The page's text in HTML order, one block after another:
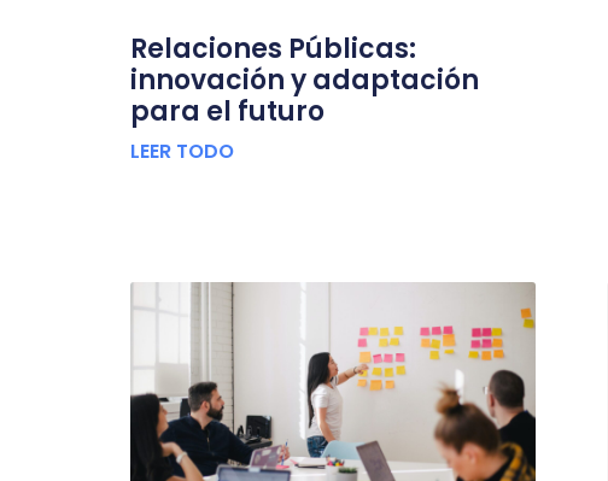
Relaciones Públicas:
innovación y adaptación
para el futuro
LEER TODO